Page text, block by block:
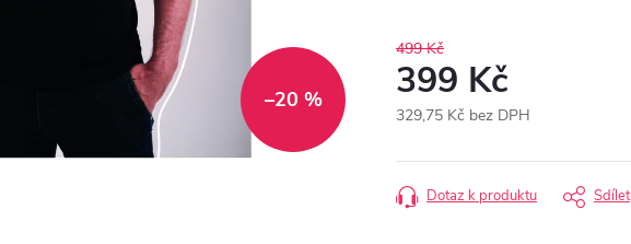
–20 %
499 Kč
399 Kč
329,75 Kč bez DPH
cena:
Dotaz k produktu Sdílet